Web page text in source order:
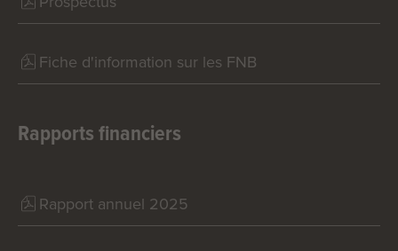
Fiche d'information sur les FNB
Rapports financiers
Rapport annuel 2025